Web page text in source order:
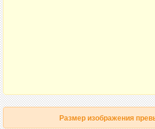
Размер изображения